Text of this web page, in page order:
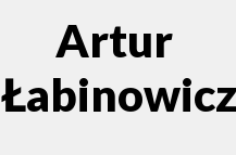
Artur
Łabinowicz